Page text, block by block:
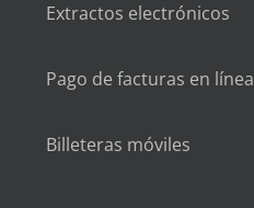
Extractos electrónicos
Pago de facturas en línea
Billeteras móviles